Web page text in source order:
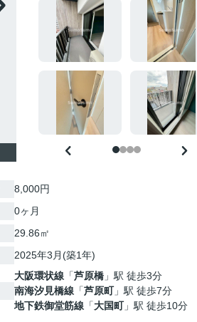
8,000円
0ヶ月
29.86㎡
2025年3月(築1年)
大阪環状線 「芦原橋 」駅 徒歩3分
南海汐見橋線 「芦原町」駅 徒歩7分
地下鉄御堂筋線 「大国町」駅 徒歩10分